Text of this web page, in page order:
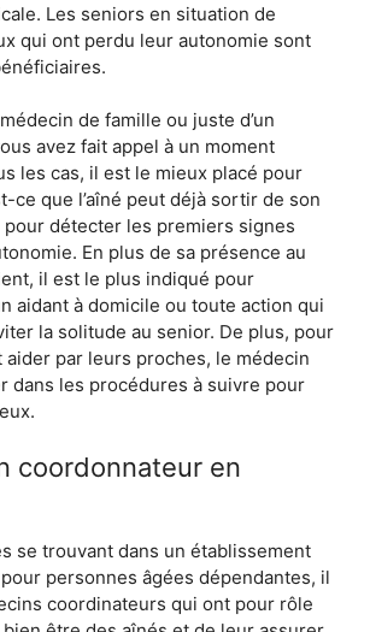
Les seniors en situation de
qui ont perdu leur autonomie sont
de famille ou juste d’un
avez fait appel à un moment
les cas, il est le mieux placé pour
ce que l’aîné peut déjà sortir de son
détecter les premiers signes
En plus de sa présence au
il est le plus indiqué pour
aidant à domicile ou toute action qui
la solitude au senior. De plus, pour
par leurs proches, le médecin
dans les procédures à suivre pour
coordonnateur en
se trouvant dans un établissement
personnes âgées dépendantes, il
coordinateurs qui ont pour rôle